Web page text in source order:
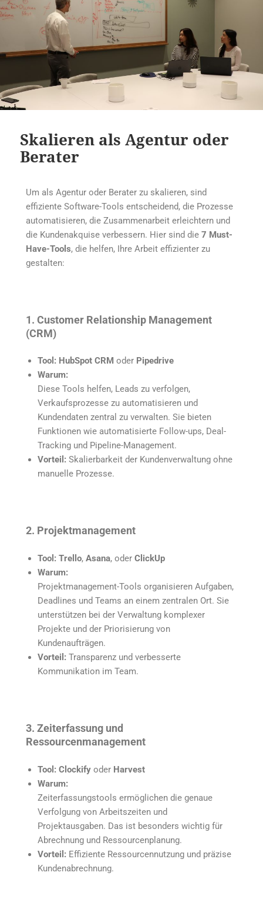
Skalieren als Agentur oder
Berater
Um als Agentur oder Berater zu skalieren, sind
effiziente Software-Tools entscheidend, die Prozesse
automatisieren, die Zusammenarbeit erleichtern und
die Kundenakquise verbessern. Hier sind die7 Must-
Have-Tools, die helfen, Ihre Arbeit effizienter zu
gestalten:
1. Customer Relationship Management
(CRM)
Tool: HubSpot CRM oder Pipedrive
Warum:
Diese Tools helfen, Leads zu verfolgen,
Verkaufsprozesse zu automatisieren und
Kundendaten zentral zu verwalten. Sie bieten
Funktionen wie automatisierte Follow-ups, Deal-
Tracking und Pipeline-Management.
Vorteil: Skalierbarkeit der Kundenverwaltung ohne
manuelle Prozesse.
2. Projektmanagement
Tool: Trello,Asana, oderClickUp
Warum:
Projektmanagement-Tools organisieren Aufgaben,
Deadlines und Teams an einem zentralen Ort. Sie
unterstützen bei der Verwaltung komplexer
Projekte und der Priorisierung von
Kundenaufträgen.
Vorteil: Transparenz und verbesserte
Kommunikation im Team.
3. Zeiterfassung und
Ressourcenmanagement
Tool: Clockify oder Harvest
Warum:
Zeiterfassungstools ermöglichen die genaue
Verfolgung von Arbeitszeiten und
Projektausgaben. Das ist besonders wichtig für
Abrechnung und Ressourcenplanung.
Vorteil: Effiziente Ressourcennutzung und präzise
Kundenabrechnung.